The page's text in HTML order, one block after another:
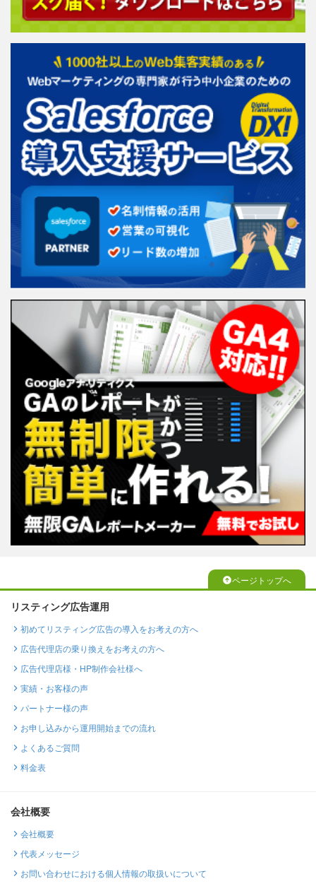
ページトップへ
リスティング広告運用
初めてリスティング広告の導入をお考えの方へ
広告代理店の乗り換えをお考えの方へ
広告代理店様・HP制作会社様へ
実績・お客様の声
パートナー様の声
お申し込みから運用開始までの流れ
よくあるご質問
料金表
会社概要
会社概要
代表メッセージ
お問い合わせにおける個人情報の取扱いについて